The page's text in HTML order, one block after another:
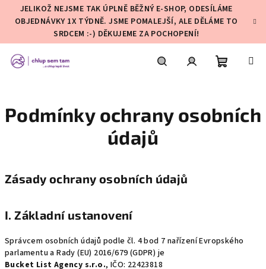
JELIKOŽ NEJSME TAK ÚPLNĚ BĚŽNÝ E-SHOP, ODESÍLÁME
OBJEDNÁVKY 1X TÝDNĚ. JSME POMALEJŠÍ, ALE DĚLÁME TO
SRDCEM :-) DĚKUJEME ZA POCHOPENÍ!
košík
Podmínky ochrany osobních
údajů
Zásady ochrany osobních údajů
I. Základní ustanovení
Správcem osobních údajů podle čl. 4 bod 7 nařízení Evropského
parlamentu a Rady (EU) 2016/679 (GDPR) je
Bucket List Agency s.r.o., IČO: 22423818